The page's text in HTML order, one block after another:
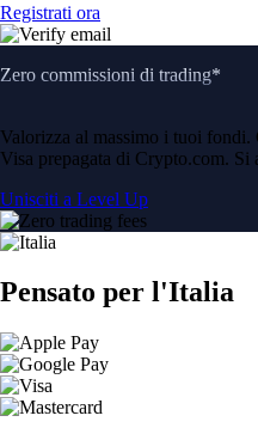
Registrati ora
Zero commissioni di trading*
Valorizza al massimo i tuoi
Visa prepagata di Crypto.com.
Unisciti a Level Up
Pensato per l'Italia